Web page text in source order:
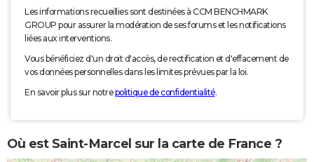
Les informations recueillies sont destinées à CCM BENCHMARK
GROUP pour assurer la modération de ses forums et les notifications
liées aux interventions.
Vous bénéficiez d'un droit d'accès, de rectification et d'effacement de
vos données personnelles dans les limites prévues par la loi.
En savoir plus sur notrepolitique de confidentialité.
Où est Saint-Marcel sur la carte de France ?